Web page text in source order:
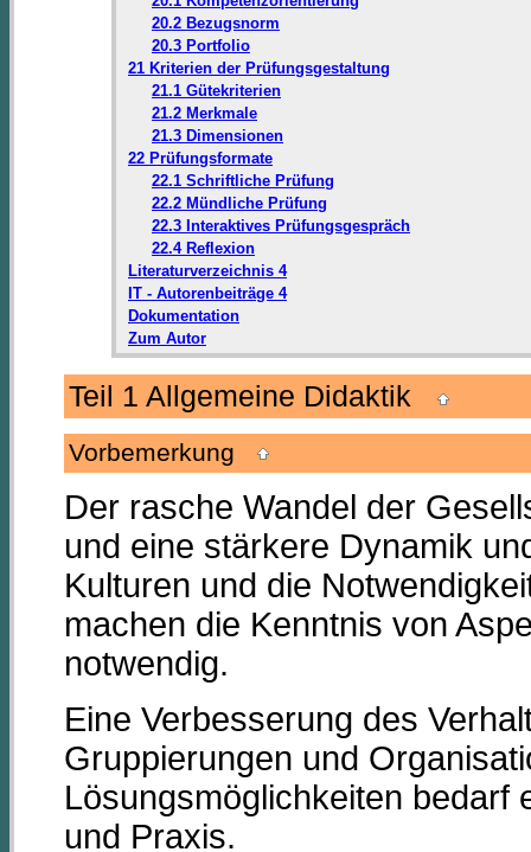
20.2 Bezugsnorm
20.3 Portfolio
21 Kriterien der Prüfungsgestaltung
21.1 Gütekriterien
21.2 Merkmale
21.3 Dimensionen
22 Prüfungsformate
22.1 Schriftliche Prüfung
22.2 Mündliche Prüfung
22.3 Interaktives Prüfungsgespräch
22.4 Reflexion
Literaturverzeichnis 4
IT - Autorenbeiträge 4
Dokumentation
Zum Autor
Teil 1 Allgemeine Didaktik
Vorbemerkung
Der rasche Wandel der
und eine stärkere Dynamik
Kulturen und die
machen die Kenntnis von
notwendig.
Eine Verbesserung des
Gruppierungen und
Lösungsmöglichkeiten bedarf
und Praxis.